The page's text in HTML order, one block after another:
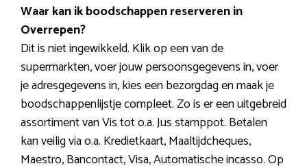
Waar kan ik boodschappen reserveren in
Overrepen?
Dit is niet ingewikkeld. Klik op een van de
supermarkten, voer jouw persoonsgegevens in, voer
je adresgegevens in, kies een bezorgdag en maak je
boodschappenlijstje compleet. Zo is er een uitgebreid
assortiment van Vis tot o.a. Jus stamppot. Betalen
kan veilig via o.a. Kredietkaart, Maaltijdcheques,
Maestro, Bancontact, Visa, Automatische incasso. Op